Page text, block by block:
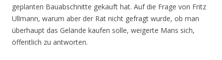
geplanten Bauabschnitte gekauft hat. Auf die Frage von Fritz
Ullmann, warum aber der Rat nicht gefragt wurde, ob man
überhaupt das Gelände kaufen solle, weigerte Mans sich,
öffentlich zu antworten.